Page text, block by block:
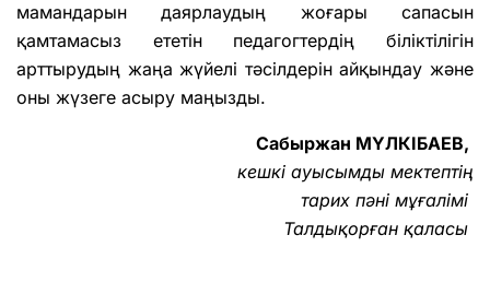
мамандарын даярлаудың жоғары сапасын
қамтамасыз ететін педагогтердің біліктілігін
арттырудың жаңа жүйелі тәсілдерін айқындау және
оны жүзеге асыру маңызды.
Сабыржан МҮЛКІБАЕВ,
кешкі ауысымды мектептің
тарих пәні мұғалімі
Талдықорған қаласы